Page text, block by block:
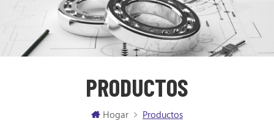
PRODUCTOS
Hogar Productos